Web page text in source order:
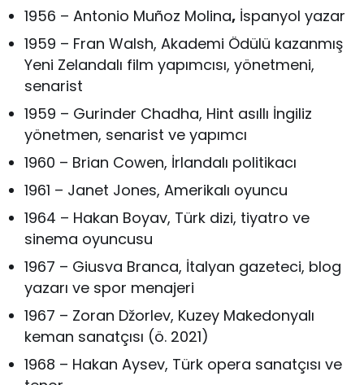
1956 – Antonio Muñoz Molina, İspanyol yazar
1959 – Fran Walsh, Akademi Ödülü kazanmış
Yeni Zelandalı film yapımcısı, yönetmeni,
senarist
1959 – Gurinder Chadha, Hint asıllı İngiliz
yönetmen, senarist ve yapımcı
1960 – Brian Cowen, İrlandalı politikacı
1961 – Janet Jones, Amerikalı oyuncu
1964 – Hakan Boyav, Türk dizi, tiyatro ve
sinema oyuncusu
1967 – Giusva Branca, İtalyan gazeteci, blog
yazarı ve spor menajeri
1967 – Zoran Džorlev, Kuzey Makedonyalı
keman sanatçısı (ö. 2021)
1968 – Hakan Aysev, Türk opera sanatçısı ve